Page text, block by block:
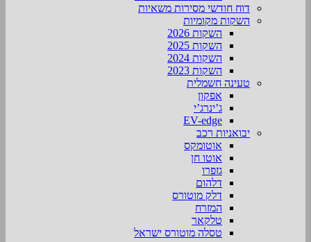
דוח חודשי מסירות משאיות
השקות מקומיות
השקות 2026
השקות 2025
השקות 2024
השקות 2023
טעינה חשמלית
אפקון
ג’ינרג’י
EV-edge
יבואניות רכב
אוטומקס
אוטו חן
גזפרו
דלהום
דלק מוטורס
המזרח
טלקאר
טסלה מוטורס ישראל